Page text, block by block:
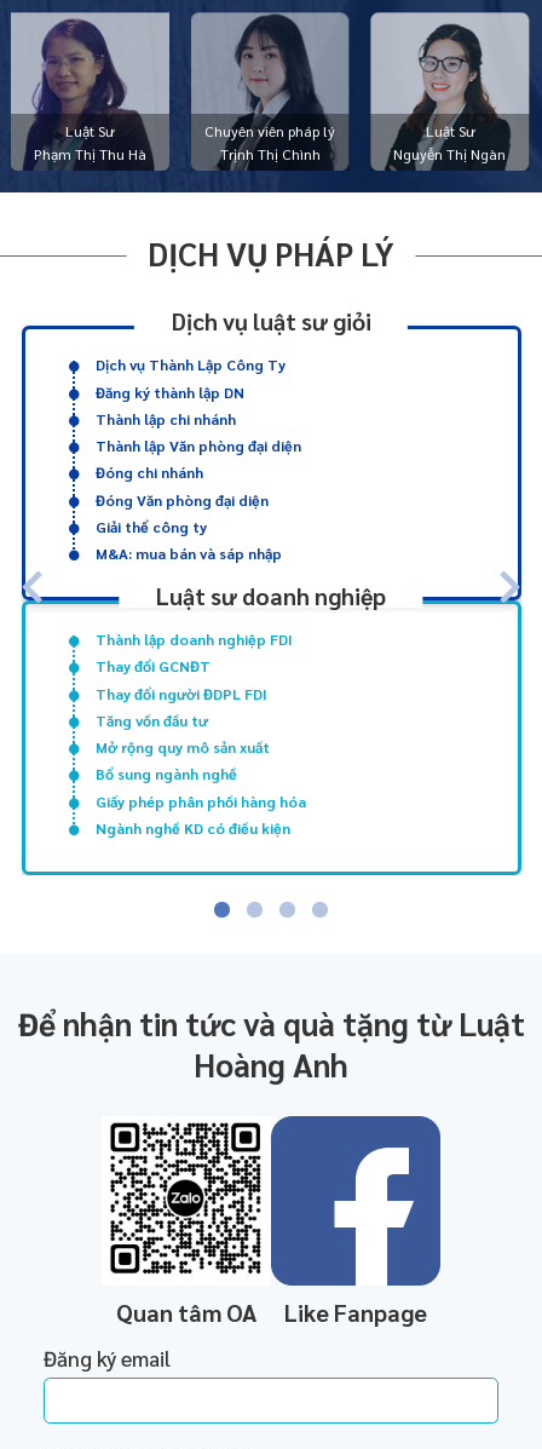
Luật Sư
Phạm Thị Thu Hà
Chuyên viên pháp lý
Trịnh Thị Chình
Luật Sư
Nguyễn Thị Ngàn
DỊCH VỤ PHÁP LÝ
Dịch vụ luật sư giỏi
Dịch vụ Thành Lập Công Ty
Đăng ký thành lập DN
Thành lập chi nhánh
Thành lập Văn phòng đại diện
Đóng chi nhánh
Đóng Văn phòng đại diện
Giải thể công ty
M&A: mua bán và sáp nhập
Luật sư doanh nghiệp
Thành lập doanh nghiệp FDI
Thay đổi GCNĐT
Thay đổi người ĐDPL FDI
Tăng vốn đầu tư
Mở rộng quy mô sản xuất
Bổ sung ngành nghề
Giấy phép phân phối hàng hóa
Ngành nghề KD có điều kiện
Để nhận tin tức và quà tặng từ Luật
Hoàng Anh
Quan tâm OA Like Fanpage
Đăng ký email